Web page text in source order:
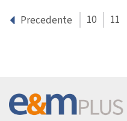
Precedente 10 11